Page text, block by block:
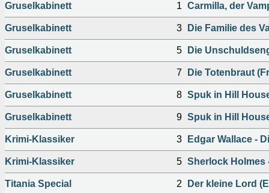
Gruselkabinett
1 Carmilla, der
Gruselkabinett 3 Die Familie des
Gruselkabinett 5 Die
Gruselkabinett 7 Die Totenbraut
Gruselkabinett 8 Spuk in Hill
Gruselkabinett 9 Spuk in Hill
Krimi-Klassiker 3 Edgar Wallace -
Krimi-Klassiker 5 Sherlock Holmes
Titania Special 2 Der kleine Lord